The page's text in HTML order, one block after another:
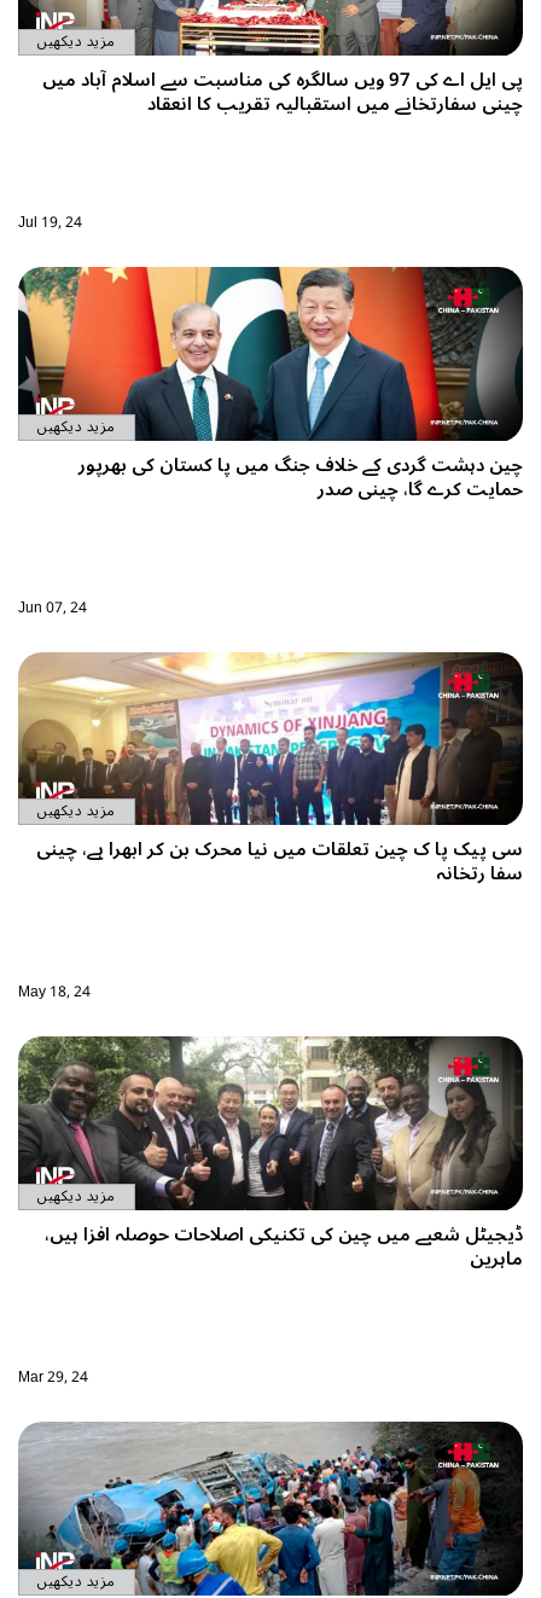
مزید دیکھیں
پی ایل اے کی 97 ویں سالگرہ کی مناسبت سے اسلام آباد میں
چینی سفارتخانے میں استقبالیہ تقریب کا انعقاد
Jul 19, 24
مزید دیکھیں
چین دہشت گردی کے خلاف جنگ میں پا کستان کی بھرپور
حمایت کرے گا، چینی صدر
Jun 07, 24
مزید دیکھیں
سی پیک پا ک چین تعلقات میں نیا محرک بن کر ابھرا ہے، چینی
سفا رتخانہ
May 18, 24
مزید دیکھیں
ڈیجیٹل شعبے میں چین کی تکنیکی اصلاحات حوصلہ افزا ہیں،
ماہرین
Mar 29, 24
مزید دیکھیں